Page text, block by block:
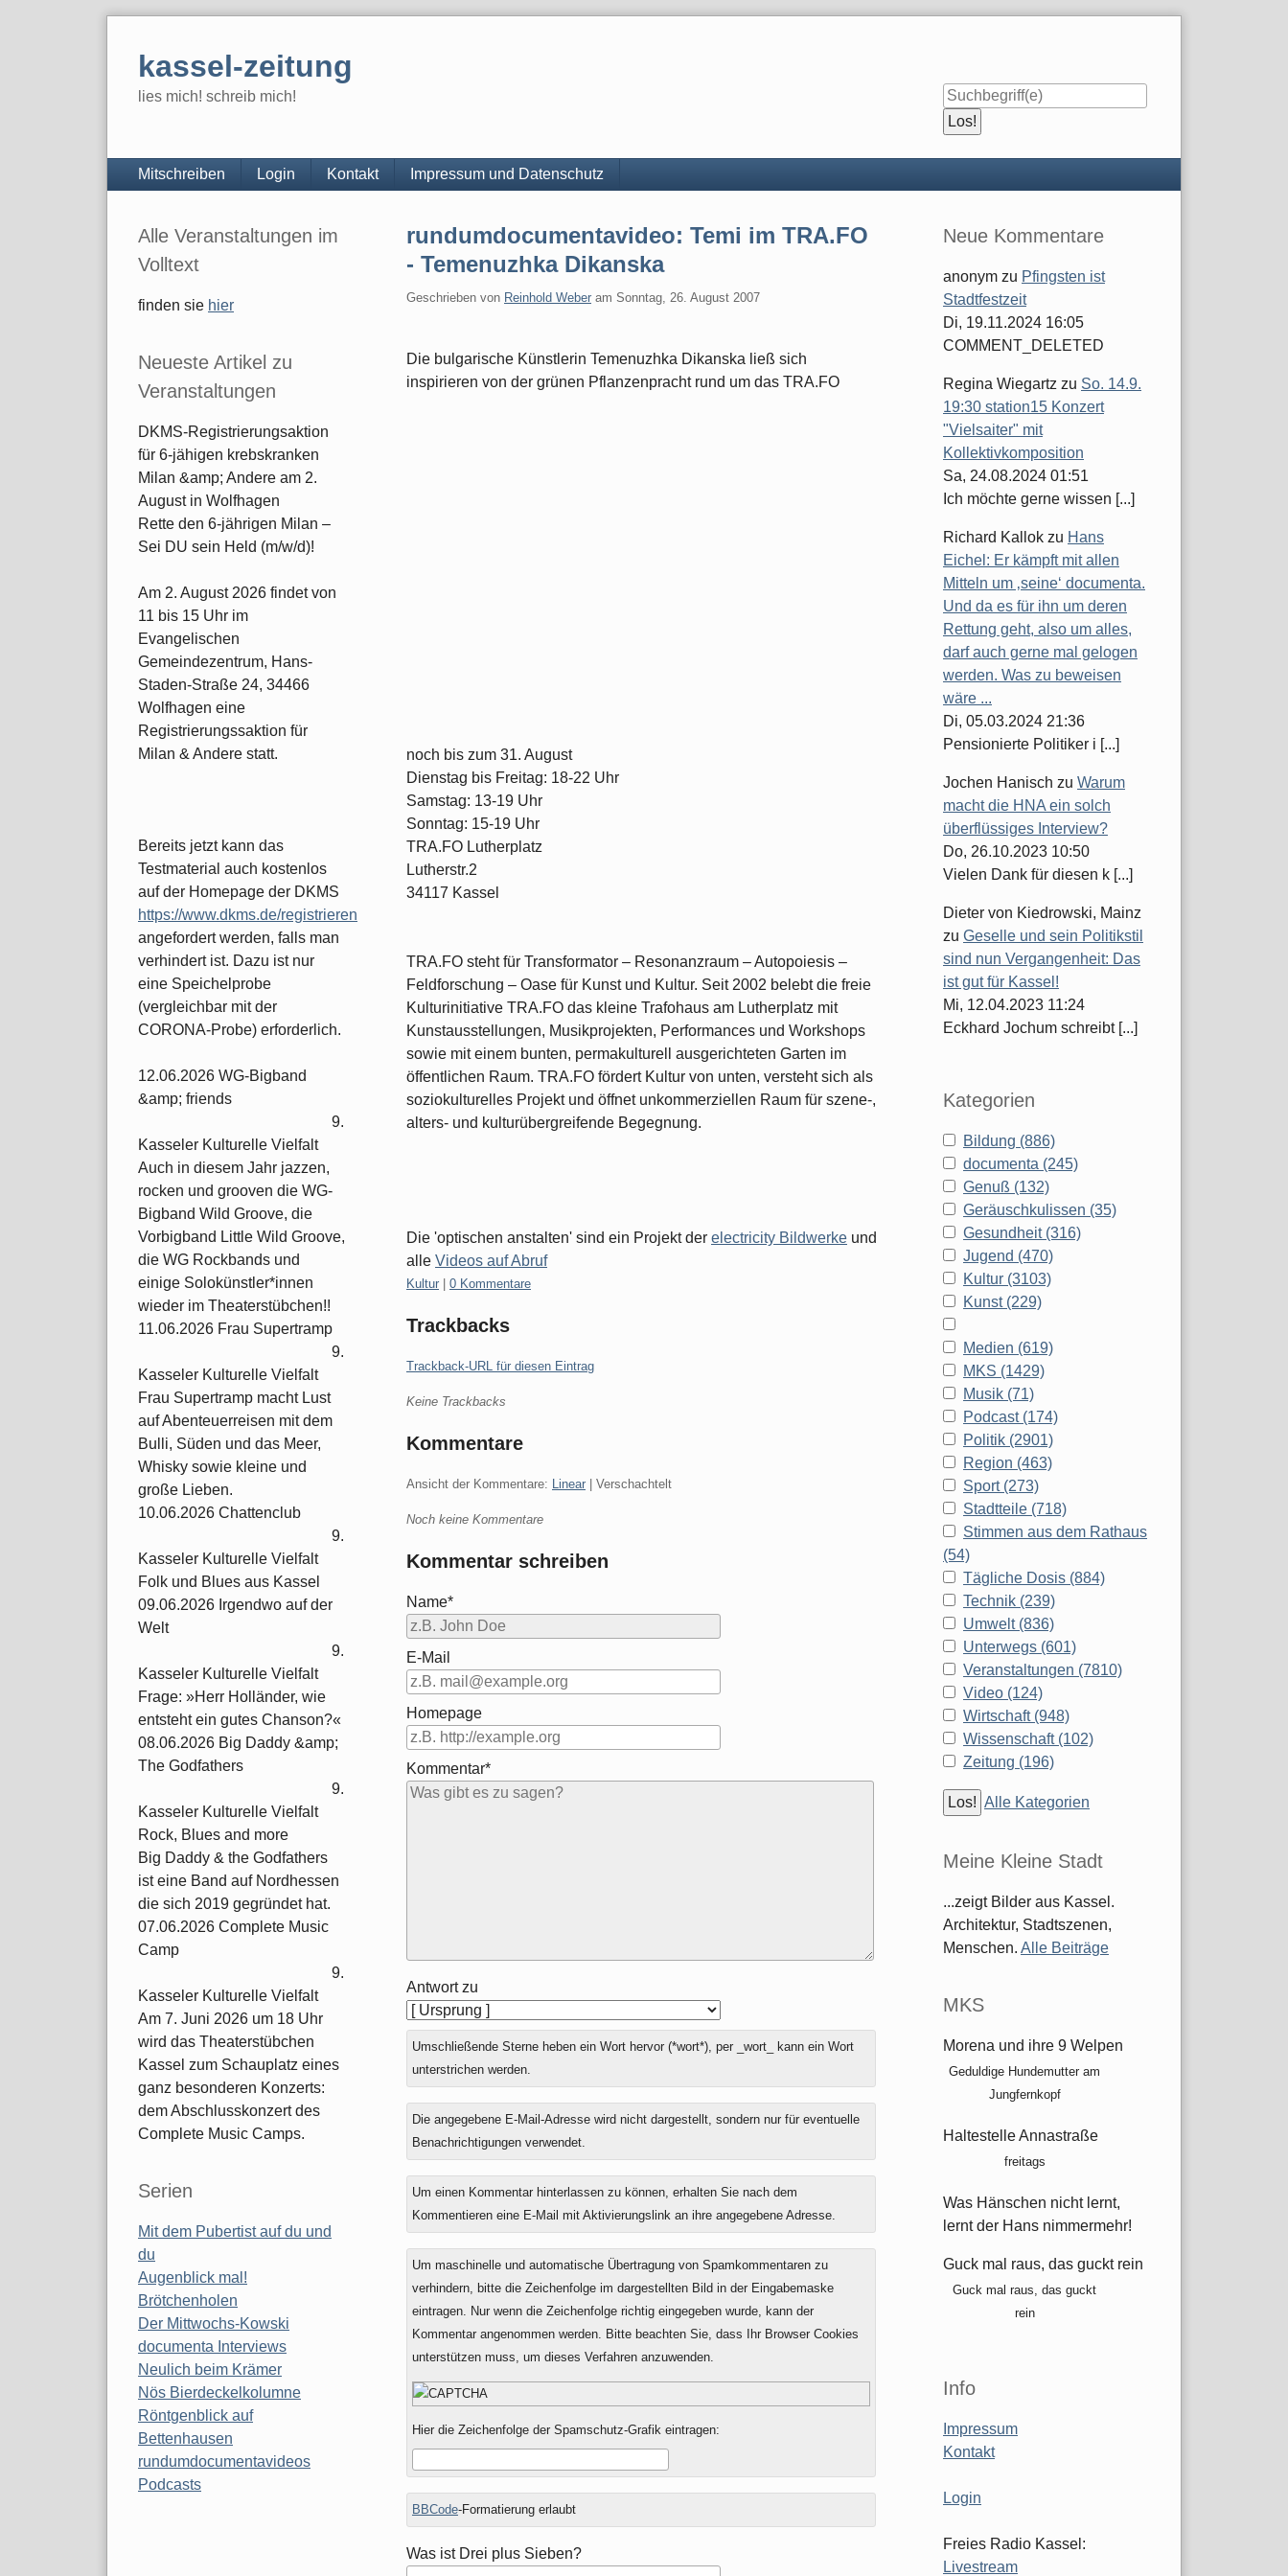
kassel-zeitung
lies mich! schreib mich!
Navigation
Mitschreiben Login Kontakt Impressum und Datenschutz
rundumdocumentavideo: Temi im TRA.FO
- Temenuzhka Dikanska
Geschrieben von Reinhold Weber am Sonntag, 26. August 2007
Die bulgarische Künstlerin Temenuzhka Dikanska ließ sich
inspirieren von der grünen Pflanzenpracht rund um das TRA.FO
noch bis zum 31. August
Dienstag bis Freitag: 18-22 Uhr
Samstag: 13-19 Uhr
Sonntag: 15-19 Uhr
TRA.FO Lutherplatz
Lutherstr.2
34117 Kassel
TRA.FO steht für Transformator – Resonanzraum – Autopoiesis –
Feldforschung – Oase für Kunst und Kultur. Seit 2002 belebt die freie
Kulturinitiative TRA.FO das kleine Trafohaus am Lutherplatz mit
Kunstausstellungen, Musikprojekten, Performances und Workshops
sowie mit einem bunten, permakulturell ausgerichteten Garten im
öffentlichen Raum. TRA.FO fördert Kultur von unten, versteht sich als
soziokulturelles Projekt und öffnet unkommerziellen Raum für szene-,
alters- und kulturübergreifende Begegnung.
Die 'optischen anstalten' sind ein Projekt der electricity Bildwerke und
alle Videos auf Abruf
Kategorien:
Kultur 0 Kommentare
Trackbacks
Trackback-URL für diesen Eintrag
Keine Trackbacks
Kommentare
Ansicht der Kommentare: Linear | Verschachtelt
Noch keine Kommentare
Kommentar schreiben
Name*
E-Mail
Homepage
Kommentar*
Antwort zu
Umschließende Sterne heben ein Wort hervor (*wort*), per _wort_ kann ein Wort
unterstrichen werden.
Die angegebene E-Mail-Adresse wird nicht dargestellt, sondern nur für eventuelle
Benachrichtigungen verwendet.
Um einen Kommentar hinterlassen zu können, erhalten Sie nach dem
Kommentieren eine E-Mail mit Aktivierungslink an ihre angegebene Adresse.
Um maschinelle und automatische Übertragung von Spamkommentaren zu
verhindern, bitte die Zeichenfolge im dargestellten Bild in der Eingabemaske
eintragen. Nur wenn die Zeichenfolge richtig eingegeben wurde, kann der
Kommentar angenommen werden. Bitte beachten Sie, dass Ihr Browser Cookies
unterstützen muss, um dieses Verfahren anzuwenden.
Hier die Zeichenfolge der Spamschutz-Grafik eintragen:
BBCode-Formatierung erlaubt
Was ist Drei plus Sieben?
Seitenleiste
Alle Veranstaltungen im
Volltext
finden sie hier
Neueste Artikel zu
Veranstaltungen
DKMS-Registrierungsaktion
für 6-jähigen krebskranken
Milan &amp; Andere am 2.
August in Wolfhagen
Rette den 6-jährigen Milan –
Sei DU sein Held (m/w/d)!
Am 2. August 2026 findet von
11 bis 15 Uhr im
Evangelischen
Gemeindezentrum, Hans-
Staden-Straße 24, 34466
Wolfhagen eine
Registrierungssaktion für
Milan & Andere statt.
Bereits jetzt kann das
Testmaterial auch kostenlos
auf der Homepage der DKMS
https://www.dkms.de/registrieren
angefordert werden, falls man
verhindert ist. Dazu ist nur
eine Speichelprobe
(vergleichbar mit der
CORONA-Probe) erforderlich.
12.06.2026 WG-Bigband
&amp; friends
9.
Kasseler Kulturelle Vielfalt
Auch in diesem Jahr jazzen,
rocken und grooven die WG-
Bigband Wild Groove, die
Vorbigband Little Wild Groove,
die WG Rockbands und
einige Solokünstler*innen
wieder im Theaterstübchen!!
11.06.2026 Frau Supertramp
9.
Kasseler Kulturelle Vielfalt
Frau Supertramp macht Lust
auf Abenteuerreisen mit dem
Bulli, Süden und das Meer,
Whisky sowie kleine und
große Lieben.
10.06.2026 Chattenclub
9.
Kasseler Kulturelle Vielfalt
Folk und Blues aus Kassel
09.06.2026 Irgendwo auf der
Welt
9.
Kasseler Kulturelle Vielfalt
Frage: »Herr Holländer, wie
entsteht ein gutes Chanson?«
08.06.2026 Big Daddy &amp;
The Godfathers
9.
Kasseler Kulturelle Vielfalt
Rock, Blues and more
Big Daddy & the Godfathers
ist eine Band auf Nordhessen
die sich 2019 gegründet hat.
07.06.2026 Complete Music
Camp
9.
Kasseler Kulturelle Vielfalt
Am 7. Juni 2026 um 18 Uhr
wird das Theaterstübchen
Kassel zum Schauplatz eines
ganz besonderen Konzerts:
dem Abschlusskonzert des
Complete Music Camps.
Serien
Mit dem Pubertist auf du und
du
Augenblick mal!
Brötchenholen
Der Mittwochs-Kowski
documenta Interviews
Neulich beim Krämer
Nös Bierdeckelkolumne
Röntgenblick auf
Bettenhausen
rundumdocumentavideos
Podcasts
Seitenleiste
Neue Kommentare
anonym zu Pfingsten ist
Stadtfestzeit
Di, 19.11.2024 16:05
COMMENT_DELETED
Regina Wiegartz zu So. 14.9.
19:30 station15 Konzert
"Vielsaiter" mit
Kollektivkomposition
Sa, 24.08.2024 01:51
Ich möchte gerne wissen [...]
Richard Kallok zu Hans
Eichel: Er kämpft mit allen
Mitteln um ‚seine‘ documenta.
Und da es für ihn um deren
Rettung geht, also um alles,
darf auch gerne mal gelogen
werden. Was zu beweisen
wäre ...
Di, 05.03.2024 21:36
Pensionierte Politiker i [...]
Jochen Hanisch zu Warum
macht die HNA ein solch
überflüssiges Interview?
Do, 26.10.2023 10:50
Vielen Dank für diesen k [...]
Dieter von Kiedrowski, Mainz
zu Geselle und sein Politikstil
sind nun Vergangenheit: Das
ist gut für Kassel!
Mi, 12.04.2023 11:24
Eckhard Jochum schreibt [...]
Kategorien
Bildung (886)
documenta (245)
Genuß (132)
Geräuschkulissen (35)
Gesundheit (316)
Jugend (470)
Kultur (3103)
Kunst (229)
Medien (619)
MKS (1429)
Musik (71)
Podcast (174)
Politik (2901)
Region (463)
Sport (273)
Stadtteile (718)
Stimmen aus dem Rathaus
(54)
Tägliche Dosis (884)
Technik (239)
Umwelt (836)
Unterwegs (601)
Veranstaltungen (7810)
Video (124)
Wirtschaft (948)
Wissenschaft (102)
Zeitung (196)
Alle Kategorien
Meine Kleine Stadt
...zeigt Bilder aus Kassel.
Architektur, Stadtszenen,
Menschen. Alle Beiträge
MKS
Morena und ihre 9 Welpen
Geduldige Hundemutter am
Jungfernkopf
Haltestelle Annastraße
freitags
Was Hänschen nicht lernt,
lernt der Hans nimmermehr!
Guck mal raus, das guckt rein
Guck mal raus, das guckt
rein
Info
Impressum
Kontakt
Login
Freies Radio Kassel:
Livestream